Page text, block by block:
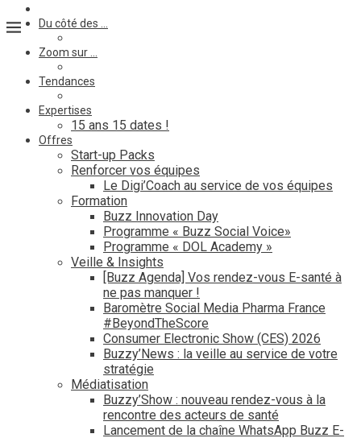
Du côté des …
Zoom sur …
Tendances
Expertises
15 ans 15 dates !
Offres
Start-up Packs
Renforcer vos équipes
Le Digi’Coach au service de vos équipes
Formation
Buzz Innovation Day
Programme « Buzz Social Voice»
Programme « DOL Academy »
Veille & Insights
[Buzz Agenda] Vos rendez-vous E-santé à
ne pas manquer !
Baromètre Social Media Pharma France
#BeyondTheScore
Consumer Electronic Show (CES) 2026
Buzzy’News : la veille au service de votre
stratégie
Médiatisation
Buzzy’Show : nouveau rendez-vous à la
rencontre des acteurs de santé
Lancement de la chaîne WhatsApp Buzz E-